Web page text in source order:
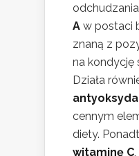
A w postaci
znaną z
na kondycję
Działa
cennym
diety.
witaminę C